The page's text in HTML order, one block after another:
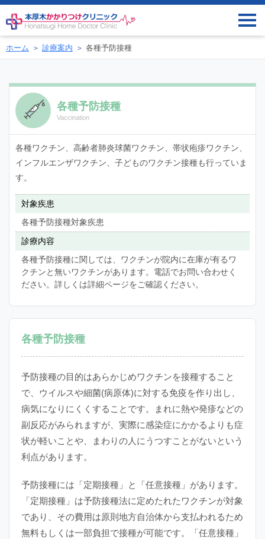
ホーム 診療案内 各種予防接種
各種予防接種
Vaccination
各種ワクチン、高齢者肺炎球菌ワクチン、帯状疱疹ワクチン、
インフルエンザワクチン、子どものワクチン接種も行っていま
す。
対象疾患
各種予防接種対象疾患
診療内容
各種予防接種に関しては、ワクチンが院内に在庫が有るワ
クチンと無いワクチンがあります。電話でお問い合わせく
ださい。詳しくは詳細ページをご確認ください。
各種予防接種
予防接種の目的はあらかじめワクチンを接種すること
で、ウイルスや細菌(病原体)に対する免疫を作り出し、
病気になりにくくすることです。まれに熱や発疹などの
副反応がみられますが、実際に感染症にかかるよりも症
状が軽いことや、まわりの人にうつすことがないという
利点があります。
予防接種には「定期接種」と「任意接種」があります。
「定期接種」は予防接種法に定めたれたワクチンが対象
であり、その費用は原則地方自治体から支払われるため
無料もしくは一部負担で接種が可能です。「任意接種」